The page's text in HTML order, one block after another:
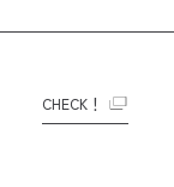
CHECK！